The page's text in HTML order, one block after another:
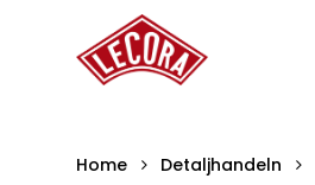
Home Detaljhandeln